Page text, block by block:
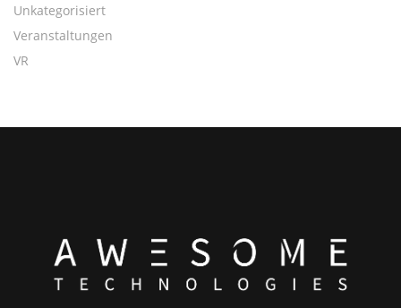
Unkategorisiert
Veranstaltungen
VR